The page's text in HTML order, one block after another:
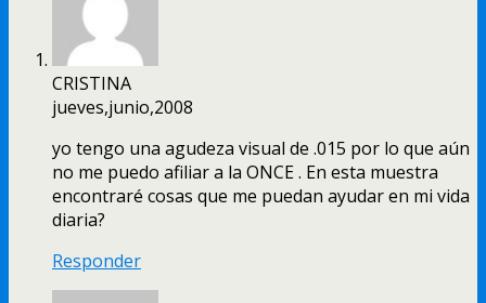
CRISTINA
jueves,junio,2008
yo tengo una agudeza visual de .015 por lo que aún
no me puedo afiliar a la ONCE . En esta muestra
encontraré cosas que me puedan ayudar en mi vida
diaria?
Responder